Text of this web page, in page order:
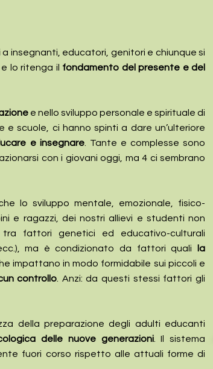
a insegnanti, educatori, genitori e chiunque si
lo ritenga il fondamento del presente e del
e nello sviluppo personale e spirituale di
e scuole, ci hanno spinti a dare un’ulteriore
e insegnare. Tante e complesse sono
con i giovani oggi, ma 4 ci sembrano
lo sviluppo mentale, emozionale, fisico-
e ragazzi, dei nostri allievi e studenti non
tra fattori genetici ed educativo-culturali
ma è condizionato da fattori quali
la
impattano in modo formidabile sui piccoli e
controllo . Anzi: da questi stessi fattori gli
della preparazione degli adulti educanti
delle nuove generazioni. Il sistema
fuori corso rispetto alle attuali forme di